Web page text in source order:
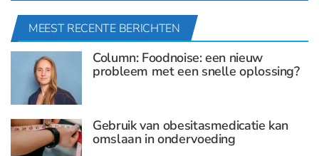
MEEST RECENTE BERICHTEN
Column: Foodnoise: een nieuw
probleem met een snelle oplossing?
Gebruik van obesitasmedicatie kan
omslaan in ondervoeding